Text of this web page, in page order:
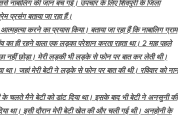
नाबालिग की जान बच गई। उपचार के लिए शिवपुरी के जिला
प्रसंग बताया जा रहा हैं।
करने का प्रयास किया। बताया जा रहा हैं कि नाबालिग ग्राम
का ही रहने वाला एक लड़का परेशान करता रहता था। 2 माह पहले
नहीं छोड़ा। मेरी लड़की भी लड़के से फोन पर बात कर लेती थी।
था। जहां मेरी बेटी ने लड़के से फोन पर बात की थी। रविवार को
के चलते मैने बेटी को डांट दिया था। इसके बाद भी बेटी ने अनसुनी की
इसी दौरान मेरी बेटी खेत की और चली गई थी। अनहोनी के